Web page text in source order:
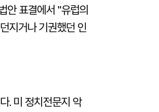
안 표결에서 "유럽의
지거나 기권했던 인
. 미 정치전문지 악